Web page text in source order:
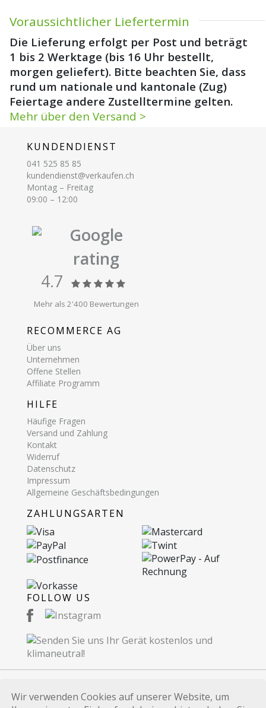
Wir verwenden Cookies auf unserer Website, um
Voraussichtlicher Liefertermin
Die Lieferung erfolgt per Post und beträgt
1 bis 2 Werktage (bis 16 Uhr bestellt,
morgen geliefert). Bitte beachten Sie, dass
rund um nationale und kantonale (Zug)
Feiertage andere Zustelltermine gelten.
Mehr über den Versand >
KUNDENDIENST
041 525 85 85
kundendienst@verkaufen.ch
Montag – Freitag
09:00 – 12:00
Google
rating
4.7
Mehr als 2'400 Bewertungen
RECOMMERCE AG
Über uns
Unternehmen
Offene Stellen
Affiliate Programm
HILFE
Häufige Fragen
Versand und Zahlung
Kontakt
Widerruf
Datenschutz
Impressum
Allgemeine Geschäftsbedingungen
ZAHLUNGSARTEN
FOLLOW US